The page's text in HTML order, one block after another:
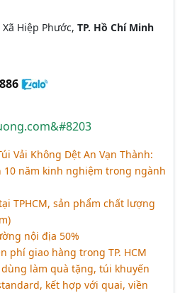
Xã Hiệp Phước,TP. Hồ Chí Minh
Vải Không Dệt An Vạn Thành:
năm kinh nghiệm trong ngành
TPHCM, sản phẩm chất lượng
nội địa 50%
phí giao hàng trong TP. HCM
làm quà tặng, túi khuyến
kết hợp với quai, viền